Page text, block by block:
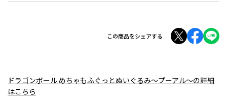
この商品をシェアする
ドラゴンボール めちゃもふぐっとぬいぐるみ～プーアル～の詳細
はこちら